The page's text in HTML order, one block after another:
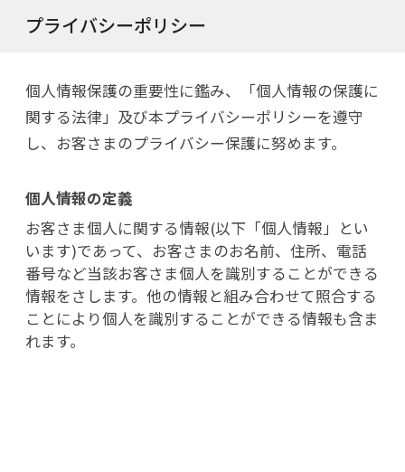
プライバシーポリシー
個人情報保護の重要性に鑑み、「個人情報の保護に
関する法律」及び本プライバシーポリシーを遵守
し、お客さまのプライバシー保護に努めます。
個人情報の定義
お客さま個人に関する情報(以下「個人情報」とい
います)であって、お客さまのお名前、住所、電話
番号など当該お客さま個人を識別することができる
情報をさします。他の情報と組み合わせて照合する
ことにより個人を識別することができる情報も含ま
れます。